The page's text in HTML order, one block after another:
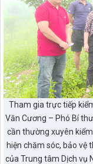
Tham gia trực tiếp
Văn Cương – Phó Bí
cần thường xuyên
hiện chăm sóc, bảo vệ
của Trung tâm Dịch vụ